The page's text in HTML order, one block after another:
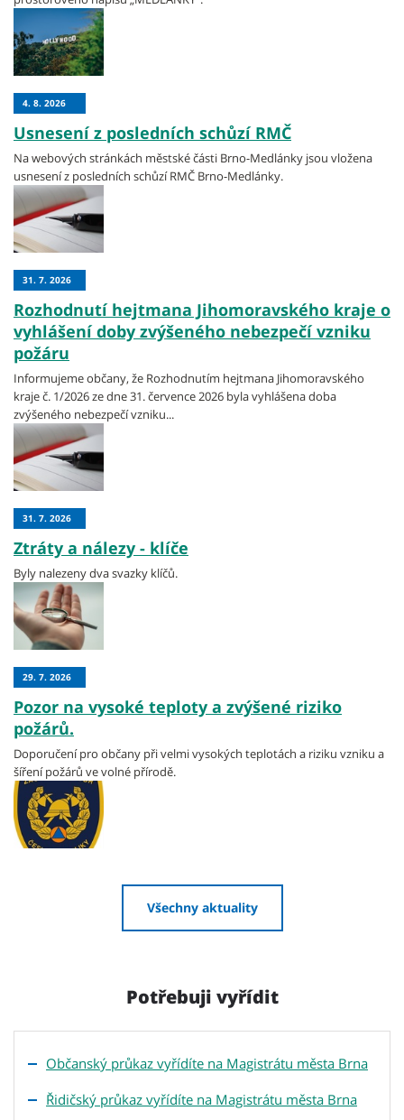
4. 8. 2026
Usnesení z posledních schůzí RMČ
Na webových stránkách městské části Brno-Medlánky jsou vložena
usnesení z posledních schůzí RMČ Brno-Medlánky.
31. 7. 2026
Rozhodnutí hejtmana Jihomoravského kraje o
vyhlášení doby zvýšeného nebezpečí vzniku
požáru
Informujeme občany, že Rozhodnutím hejtmana Jihomoravského
kraje č. 1/2026 ze dne 31. července 2026 byla vyhlášena doba
zvýšeného nebezpečí vzniku...
31. 7. 2026
Ztráty a nálezy - klíče
Byly nalezeny dva svazky klíčů.
29. 7. 2026
Pozor na vysoké teploty a zvýšené riziko
požárů.
Doporučení pro občany při velmi vysokých teplotách a riziku vzniku a
šíření požárů ve volné přírodě.
Všechny aktuality
Potřebuji vyřídit
Občanský průkaz vyřídíte na Magistrátu města Brna
Řidičský průkaz vyřídíte na Magistrátu města Brna